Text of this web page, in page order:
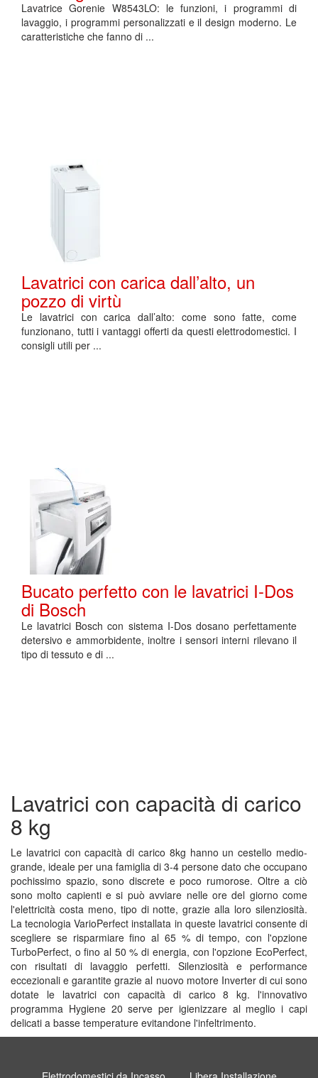
Lavatrice Gorenie W8543LO: le funzioni, i programmi di
lavaggio, i programmi personalizzati e il design moderno. Le
caratteristiche che fanno di ...
Lavatrici con carica dall’alto, un
pozzo di virtù
Le lavatrici con carica dall’alto: come sono fatte, come
funzionano, tutti i vantaggi offerti da questi elettrodomestici. I
consigli utili per ...
Bucato perfetto con le lavatrici I-Dos
di Bosch
Le lavatrici Bosch con sistema I-Dos dosano perfettamente
detersivo e ammorbidente, inoltre i sensori interni rilevano il
tipo di tessuto e di ...
Lavatrici con capacità di carico
8 kg
Le lavatrici con capacità di carico 8kg hanno un cestello medio-
grande, ideale per una famiglia di 3-4 persone dato che occupano
pochissimo spazio, sono discrete e poco rumorose. Oltre a ciò
sono molto capienti e si può avviare nelle ore del giorno come
l'elettricità costa meno, tipo di notte, grazie alla loro silenziosità.
La tecnologia VarioPerfect installata in queste lavatrici consente di
scegliere se risparmiare fino al 65 % di tempo, con l'opzione
TurboPerfect, o fino al 50 % di energia, con l'opzione EcoPerfect,
con risultati di lavaggio perfetti. Silenziosità e performance
eccezionali e garantite grazie al nuovo motore Inverter di cui sono
dotate le lavatrici con capacità di carico 8 kg. l'innovativo
programma Hygiene 20 serve per igienizzare al meglio i capi
delicati a basse temperature evitandone l'infeltrimento.